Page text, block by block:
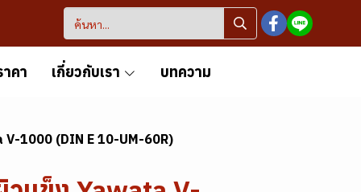
คา เกี่ยวกับเรา บทความ
1000 (DIN E 10-UM-60R)